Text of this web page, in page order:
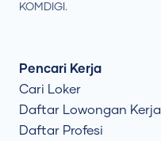
KOMDIGI.
Pencari Kerja
Cari Loker
Daftar Lowongan Kerja
Daftar Profesi